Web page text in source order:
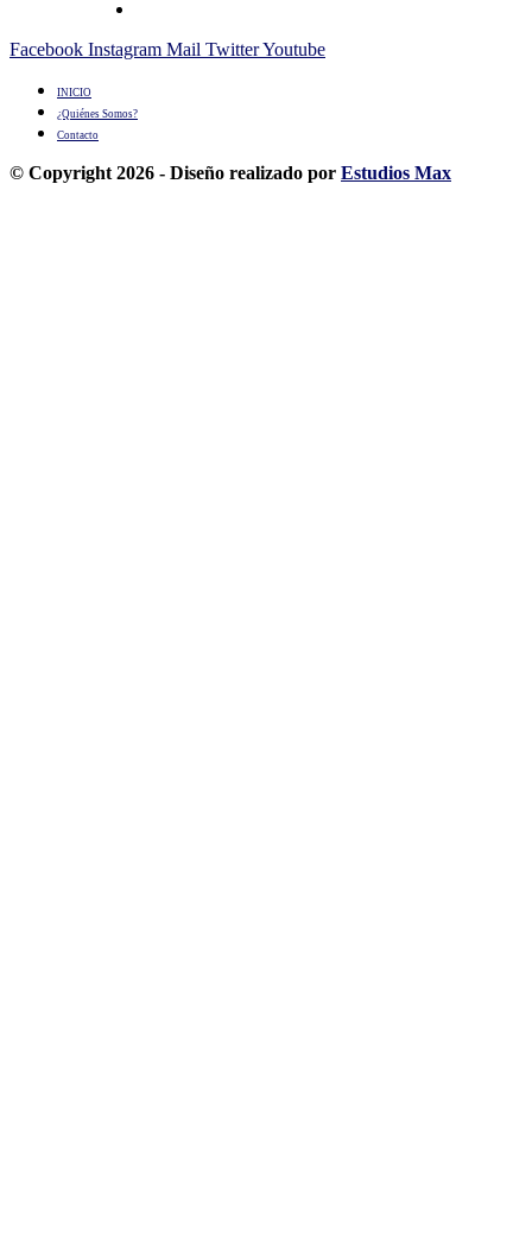
Facebook Instagram Mail TwitterYoutube
INICIO
¿Quiénes Somos?
Contacto
© Copyright 2026 - Diseño realizado por Estudios Max